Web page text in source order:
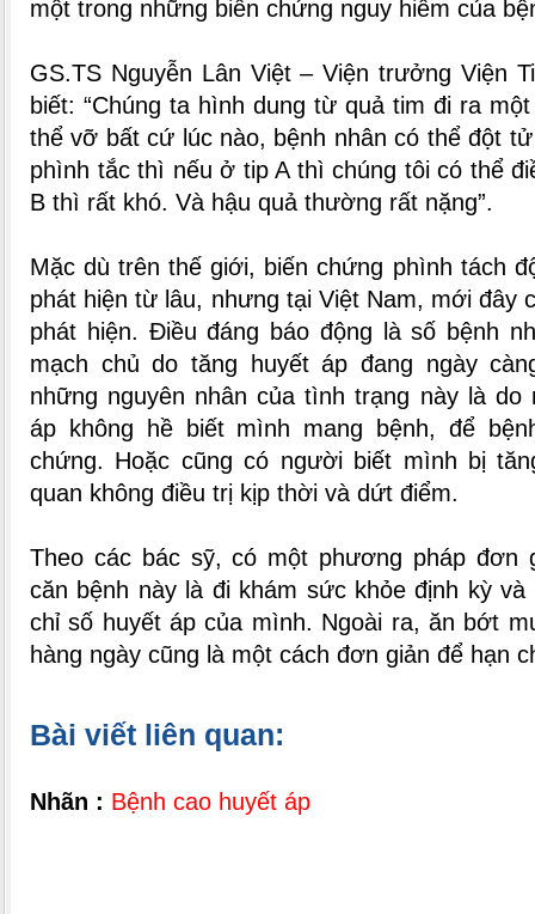
một trong những biến chứng nguy hiểm của
GS.TS Nguyễn Lân Việt – Viện trưởng Viện
biết: “Chúng ta hình dung từ quả tim đi ra
thể vỡ bất cứ lúc nào, bệnh nhân có thể đột
phình tắc thì nếu ở tip A thì chúng tôi có thể
B thì rất khó. Và hậu quả thường rất nặng”.
Mặc dù trên thế giới, biến chứng phình tách
phát hiện từ lâu, nhưng tại Việt Nam, mới đây
phát hiện. Điều đáng báo động là số bệnh
mạch chủ do tăng huyết áp đang ngày
những nguyên nhân của tình trạng này là do
áp không hề biết mình mang bệnh, để
chứng. Hoặc cũng có người biết mình bị
quan không điều trị kịp thời và dứt điểm.
Theo các bác sỹ, có một phương pháp đơn
căn bệnh này là đi khám sức khỏe định kỳ
chỉ số huyết áp của mình. Ngoài ra, ăn bớt
hàng ngày cũng là một cách đơn giản để hạn
Bài viết liên quan:
Nhãn : Bệnh cao huyết áp